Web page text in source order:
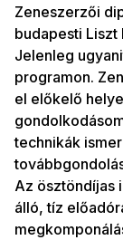
Zeneszerzői
budapesti Liszt
Jelenleg
programon.
el előkelő
technikák
Az ösztöndíjas
álló, tíz